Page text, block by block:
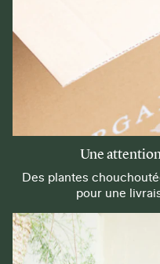
Une
Des plantes
pour une